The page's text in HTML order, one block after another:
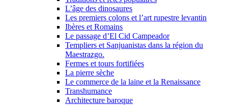
L’âge des dinosaures
Les premiers colons et l’art rupestre levantin
Ibères et Romains
Le passage d’El Cid Campeador
Templiers et Sanjuanistas dans la région du
Maestrazgo.
Fermes et tours fortifiées
La pierre sèche
Le commerce de la laine et la Renaissance
Transhumance
Architecture baroque